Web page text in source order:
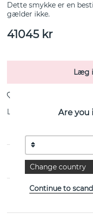
Dette smykke er en
gælder ikke.
41045kr
Læg
Levering:
fra svenske Efva Attling
EGENSKABER
Are you
Change country
Continue to